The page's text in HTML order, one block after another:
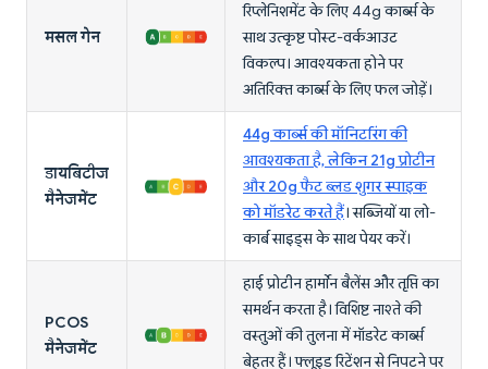
मसल गेन
रिप्लेनिशमेंट के लिए 44g कार्ब्स के
साथ उत्कृष्ट पोस्ट-वर्कआउट
विकल्प। आवश्यकता होने पर
अतिरिक्त कार्ब्स के लिए फल जोड़ें।
डायबिटीज
मैनेजमेंट
44g कार्ब्स की मॉनिटरिंग की
आवश्यकता है, लेकिन 21g प्रोटीन
और 20g फैट ब्लड शुगर स्पाइक
को मॉडरेट करते हैं। सब्जियों या लो-
कार्ब साइड्स के साथ पेयर करें।
PCOS
मैनेजमेंट
हाई प्रोटीन हार्मोन बैलेंस और तृप्ति का
समर्थन करता है। विशिष्ट नाश्ते की
वस्तुओं की तुलना में मॉडरेट कार्ब्स
बेहतर हैं। फ्लूइड रिटेंशन से निपटने पर